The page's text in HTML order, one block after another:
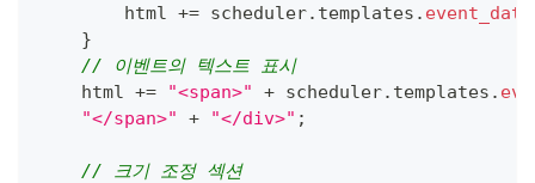
        html
+= scheduler. templates . event_date
}
// 이벤트의 텍스트 표시
    html
+= "<span>" + scheduler. templates .
"</span>"
+ "</div>" ;
// 크기 조정 섹션